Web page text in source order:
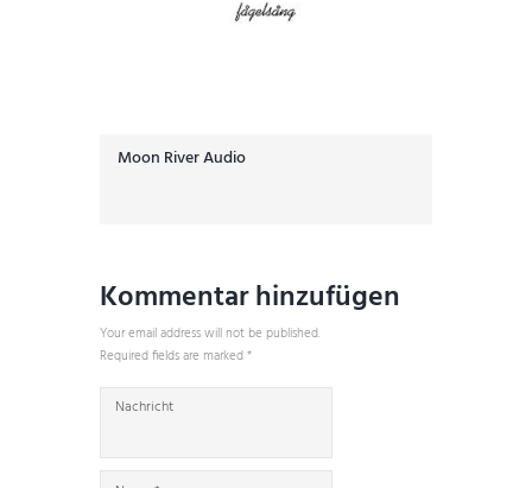
Moon River Audio
Kommentar hinzufügen
Your email address will not be published.
Required fields are marked *